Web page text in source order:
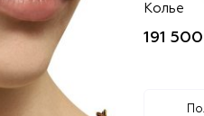
Tom Ford
Колье
191